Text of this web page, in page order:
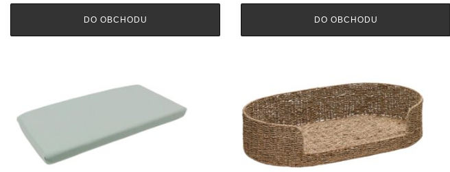
DO OBCHODU DO OBCHODU